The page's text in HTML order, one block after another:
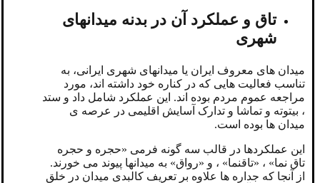
تاق و عملکرد آن در بدنه میدانهای
شهری
میدان های معروف ایران یا میدانهای شهری ایرانی، به
تناسب فعالیت هایی که در کناره خود داشته اند، مورد
مراجعه عموم مردم بوده اند. این عملکرد شامل داد و ستد
، بیتوته و تماشا و تدارک آسایش اقلیمی در عرصه ی
میدان ها بوده است.
این عملکردها در قالب سه گونه فرمی «حجره و حجره
تاق نما» ، «تاقنما» ، و «رواق» به میدانها پیوند می خورند.
از آنجا که جداره ها علاوه بر تعریف کالبدی میدان در خلق